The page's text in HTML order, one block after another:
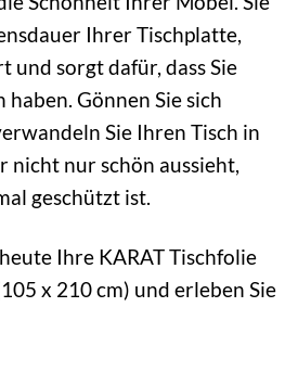
Ihrer Tischplatte,
und sorgt dafür, dass Sie
haben. Gönnen Sie sich
Sie Ihren Tisch in
nicht nur schön aussieht,
geschützt ist.
Ihre KARAT Tischfolie
x 210 cm) und erleben Sie